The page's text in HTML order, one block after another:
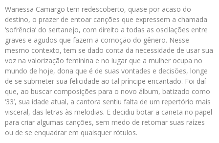
Wanessa Camargo tem redescoberto, quase por acaso do
destino, o prazer de entoar canções que expressem a chamada
‘sofrência’ do sertanejo, com direito a todas as oscilações entre
graves e agudos que fazem a comoção do gênero. Nesse
mesmo contexto, tem se dado conta da necessidade de usar sua
voz na valorização feminina e no lugar que a mulher ocupa no
mundo de hoje, dona que é de suas vontades e decisões, longe
de se submeter sua felicidade ao tal príncipe encantado. Foi daí
que, ao buscar composições para o novo álbum, batizado como
‘33’, sua idade atual, a cantora sentiu falta de um repertório mais
visceral, das letras às melodias. E decidiu botar a caneta no papel
para criar algumas canções, sem medo de retomar suas raízes
ou de se enquadrar em quaisquer rótulos.